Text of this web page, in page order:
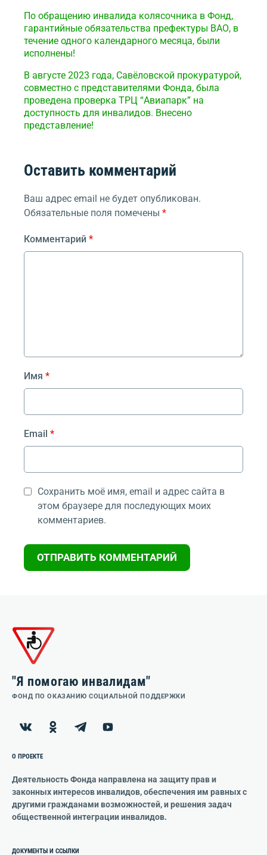
По обращению инвалида колясочника в Фонд,
гарантийные обязательства префектуры ВАО, в
течение одного календарного месяца, были
исполнены!
В августе 2023 года, Савёловской прокуратурой,
совместно с представителями Фонда, была
проведена проверка ТРЦ “Авиапарк” на
доступность для инвалидов. Внесено
представление!
Оставить комментарий
Ваш адрес email не будет опубликован.
Обязательные поля помечены *
Комментарий *
Имя *
Email *
Сохранить моё имя, email и адрес сайта в
этом браузере для последующих моих
комментариев.
"Я помогаю инвалидам"
ФОНД ПО ОКАЗАНИЮ СОЦИАЛЬНОЙ ПОДДЕРЖКИ
О ПРОЕКТЕ
Деятельность Фонда направлена на защиту прав и
законных интересов инвалидов, обеспечения им равных с
другими гражданами возможностей, и решения задач
общественной интеграции инвалидов.
ДОКУМЕНТЫ И ССЫЛКИ